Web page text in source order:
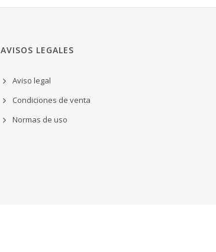
AVISOS LEGALES
Aviso legal
Condiciones de venta
Normas de uso